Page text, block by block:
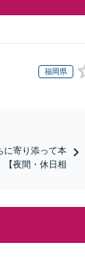
福岡県
に寄り添って本
【夜間・休日相